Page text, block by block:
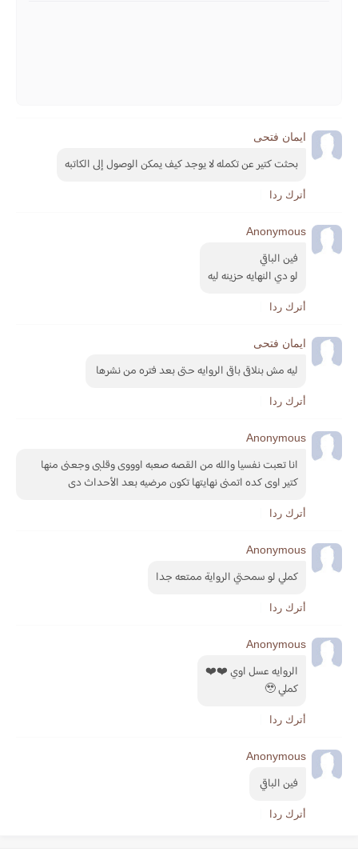
ايمان فتحى
بحثت كتير عن تكمله لا يوجد كيف يمكن الوصول إلى الكاتبه
أترك ردا
Anonymous
فين الباقي
لو دي النهايه حزينه ليه
أترك ردا
ايمان فتحى
ليه مش بنلاقى باقى الروايه حتى بعد فتره من نشرها
أترك ردا
Anonymous
كتير اوى كده اتمنى نهايتها تكون مرضيه بعد الأحداث دى
أترك ردا
Anonymous
كملي لو سمحتي الرواية ممتعه جدا
أترك ردا
Anonymous
الروايه عسل اوي ❤️❤️
كملي 🥹
أترك ردا
Anonymous
فين الباقي
أترك ردا